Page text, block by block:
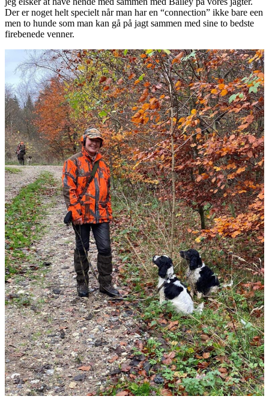
Der er noget helt specielt når man har en “connection” ikke bare een
men to hunde som man kan gå på jagt sammen med sine to bedste
firebenede venner.